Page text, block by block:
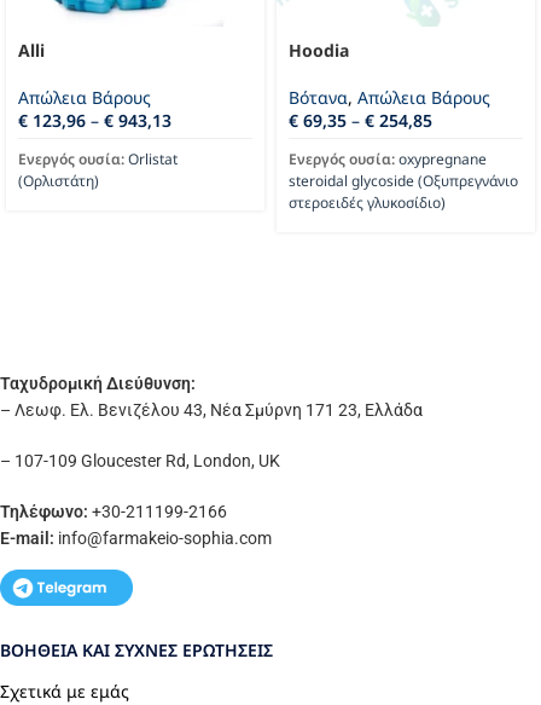
Alli
Απώλεια Βάρους
€ 123,96 – € 943,13
Ενεργός ουσία:Orlistat
(Ορλιστάτη)
Hoodia
Βότανα, Απώλεια Βάρους
€ 69,35 – € 254,85
Ενεργός ουσία:oxypregnane
steroidal glycoside (Οξυπρεγνάνιο
στεροειδές γλυκοσίδιο)
Ταχυδρομική Διεύθυνση:
– Λεωφ. Ελ. Βενιζέλου 43, Νέα Σμύρνη 171 23, Ελλάδα
– 107-109 Gloucester Rd, London, UK
Τηλέφωνο: +30-211199-2166
E-mail: info@farmakeio-sophia.com
ΒΟΉΘΕΙΑ ΚΑΙ ΣΥΧΝΈΣ ΕΡΩΤΉΣΕΙΣ
Σχετικά με εμάς